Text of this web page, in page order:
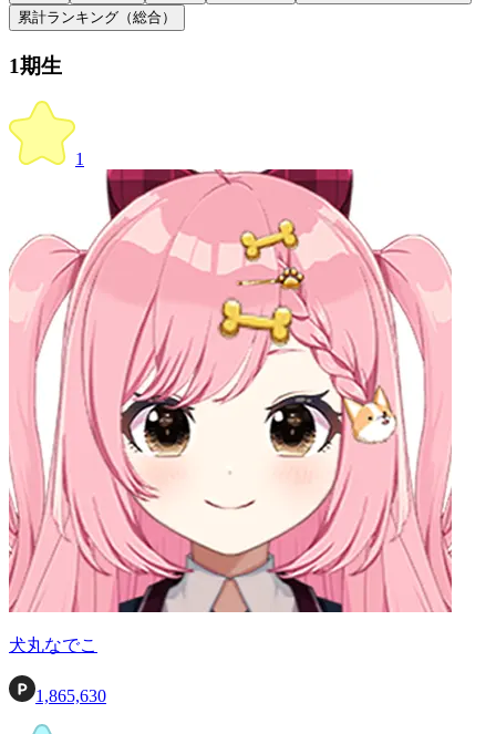
累計ランキング（総合）
1期生
1
犬丸なでこ
1,865,630